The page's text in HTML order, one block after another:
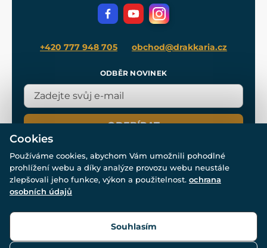
+420 777 948 705 obchod@drakkaria.cz
ODBĚR NOVINEK
ODEBÍRAT
© Všechna práva vyhrazena. www.drakkaria.cz 2007-2026.
Cookies
Používáme cookies, abychom Vám umožnili pohodlné
prohlížení webu a díky analýze provozu webu neustále
zlepšovali jeho funkce, výkon a použitelnost. ochrana
osobních údajů
Souhlasím